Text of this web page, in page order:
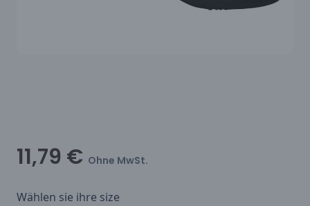
11,79 € Ohne MwSt.
Wählen sie ihre size